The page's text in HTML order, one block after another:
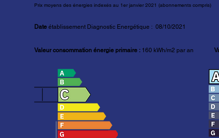
Prix moyens des énergies indexés au 1er janvier 2021 (abonnements compris)
Date établissement Diagnostic Energétique : 08/10/2021
Valeur consommation énergie primaire : 160 kWh/m2 par an